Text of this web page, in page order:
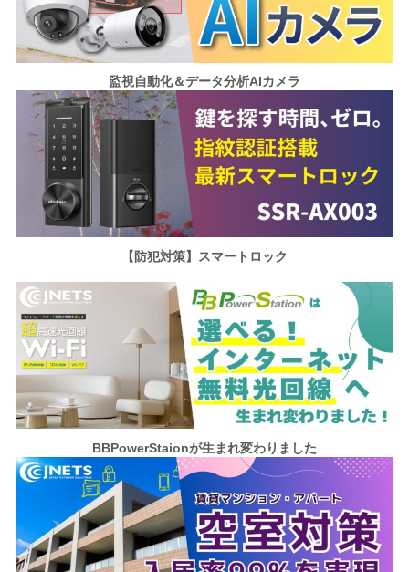
監視自動化＆データ分析AIカメラ
【防犯対策】スマートロック
BBPowerStaionが生まれ変わりました